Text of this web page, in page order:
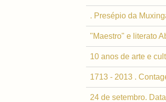
. Presépio da
"Maestro" e literato
10 anos de arte e
1713 - 2013 .
24 de setembro.